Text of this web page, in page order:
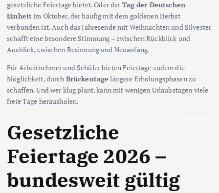
gesetzliche Feiertage bietet. Oder derTag der Deutschen
Einheitim Oktober, der häufig mit dem goldenen Herbst
verbunden ist. Auch das Jahresende mit Weihnachten und Silvester
schafft eine besondere Stimmung – zwischen Rückblick und
Ausblick, zwischen Besinnung und Neuanfang.
Für Arbeitnehmer und Schüler bieten Feiertage zudem die
Möglichkeit, durch Brückentage längere Erholungsphasen zu
schaffen. Und wer klug plant, kann mit wenigen Urlaubstagen viele
freie Tage herausholen.
Gesetzliche
Feiertage 2026 –
bundesweit gültig